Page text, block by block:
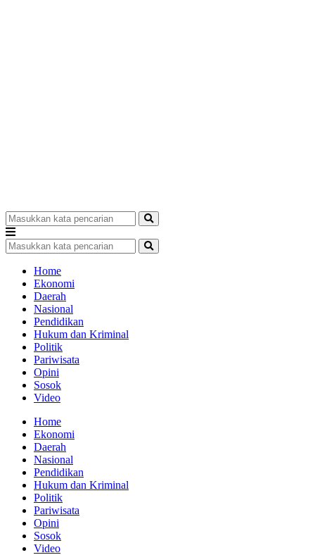
Home
Ekonomi
Daerah
Nasional
Pendidikan
Hukum dan Kriminal
Politik
Pariwisata
Opini
Sosok
Video
Home
Ekonomi
Daerah
Nasional
Pendidikan
Hukum dan Kriminal
Politik
Pariwisata
Opini
Sosok
Video